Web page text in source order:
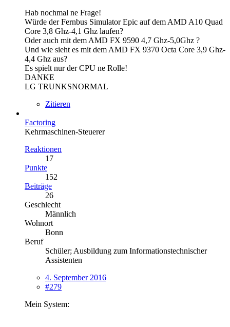
Hab nochmal ne Frage!
Würde der Fernbus Simulator Epic auf dem AMD A10 Quad
Core 3,8 Ghz-4,1 Ghz laufen?
Oder auch mit dem AMD FX 9590 4,7 Ghz-5,0Ghz ?
Und wie sieht es mit dem AMD FX 9370 Octa Core 3,9 Ghz-
4,4 Ghz aus?
Es spielt nur der CPU ne Rolle!
DANKE
LG TRUNKSNORMAL
Zitieren
Factoring
Kehrmaschinen-Steuerer
Reaktionen
17
Punkte
152
Beiträge
26
Geschlecht
Männlich
Wohnort
Bonn
Beruf
Schüler; Ausbildung zum Informationstechnischer
Assistenten
4. September 2016
#279
Mein System: